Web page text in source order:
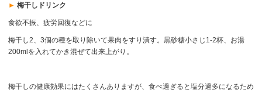
► 梅干しドリンク
食欲不振、疲労回復などに
梅干し2、3個の種を取り除いて果肉をすり潰す。黒砂糖小さじ1-2杯、お湯
200mlを入れてかき混ぜて出来上がり。
梅干しの健康効果にはたくさんありますが、食べ過ぎると塩分過多になるため